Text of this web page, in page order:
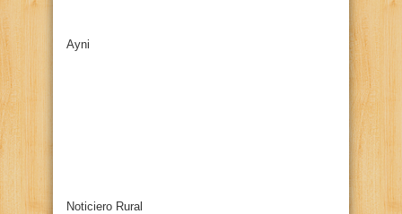
Ayni
Noticiero Rural